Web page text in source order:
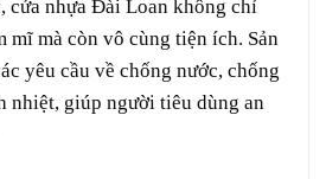
cửa nhựa Đài Loan không chỉ
mĩ mà còn vô cùng tiện ích. Sản
yêu cầu về chống nước, chống
nhiệt, giúp người tiêu dùng an